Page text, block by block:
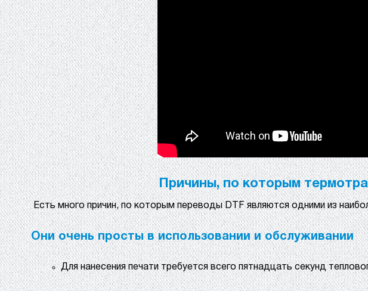
Причины, по которым
Есть много причин, по которым переводы DTF являются одними из
Они очень просты в использовании и обслуживании
Для нанесения печати требуется всего пятнадцать секунд